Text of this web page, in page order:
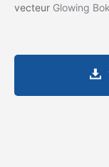
vecteur Glowing